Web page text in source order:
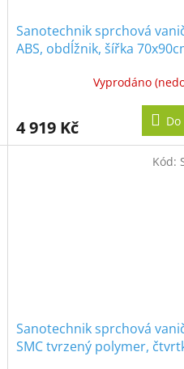
Sanotechnik sprchová
ABS, obdĺžnik, šířka
Vyprodáno
4 919 Kč
Sanotechnik sprchová
SMC tvrzený polymer,
Kód: